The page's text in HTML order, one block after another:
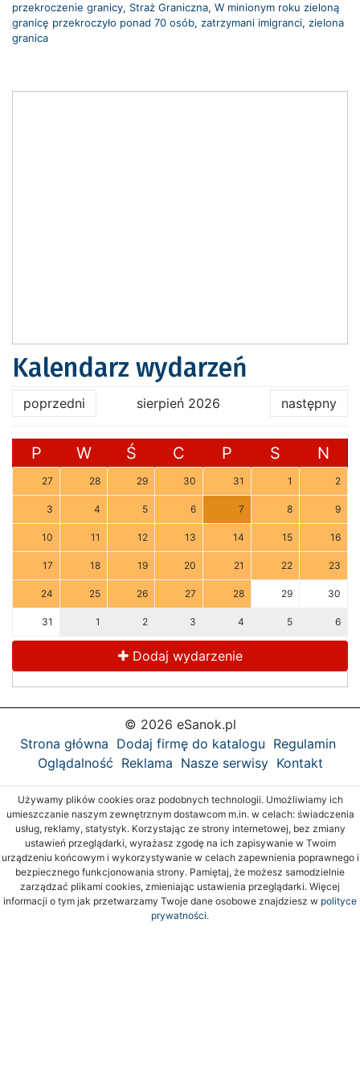
przekroczenie granicy, Straż Graniczna, W minionym roku zieloną
granicę przekroczyło ponad 70 osób, zatrzymani imigranci, zielona
granica
Kalendarz wydarzeń
poprzedni sierpień 2026 następny
P W Ś C P S N
27 28 29 30 31 1 2
3 4 5 6 7 8 9
10 11 12 13 14 15 16
17 18 19 20 21 22 23
24 25 26 27 28 29 30
31 1 2 3 4 5 6
Dodaj wydarzenie
© 2026 eSanok.pl
Strona główna Dodaj firmę do katalogu Regulamin
Oglądalność Reklama Nasze serwisy Kontakt
Używamy plików cookies oraz podobnych technologii. Umożliwiamy ich
umieszczanie naszym zewnętrznym dostawcom m.in. w celach: świadczenia
usług, reklamy, statystyk. Korzystając ze strony internetowej, bez zmiany
ustawień przeglądarki, wyrażasz zgodę na ich zapisywanie w Twoim
urządzeniu końcowym i wykorzystywanie w celach zapewnienia poprawnego i
bezpiecznego funkcjonowania strony. Pamiętaj, że możesz samodzielnie
zarządzać plikami cookies, zmieniając ustawienia przeglądarki. Więcej
informacji o tym jak przetwarzamy Twoje dane osobowe znajdziesz w polityce
prywatności.